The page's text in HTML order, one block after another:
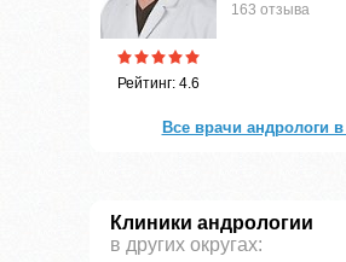
Рейтинг: 4.6
163 отзыва
Все врачи андрологи
Клиники андрологии
в других округах: